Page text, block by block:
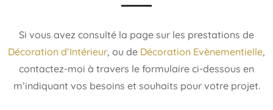
Si vous avez consulté la page sur les prestations de
Décoration d’Intérieur, ou de Décoration Evènementielle,
contactez-moi à travers le formulaire ci-dessous en
m’indiquant vos besoins et souhaits pour votre projet.